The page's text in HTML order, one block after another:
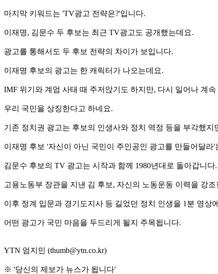
마지막 키워드는 'TV광고 전략은?'입니다.
이재명, 김문수 두 후보는 최근 TV광고도 공개했는데요.
광고를 통해서도 두 후보 전략의 차이가 보입니다.
이재명 후보의 광고는 한 캐릭터가 나오는데요.
IMF 위기와 계엄 사태 때 주저앉기도 하지만, 다시 일어나 계
우리 국민을 상징한다고 하네요.
기존 정치권 광고는 후보의 인생사와 정치 역정 등을 부각했
이재명 후보 '자신이 아닌 국민이 주인공인 광고를 만들어달
김문수 후보의 TV 광고는 시작과 함께 1980년대로 돌아갑니다.
고용노동부 장관을 지낸 김 후보, 자신의 노동운동 이력을 강
이후 정계 입문과 경기도지사 등 길었던 정치 인생을 1분 영상
어떤 광고가 국민 마음을 두드리게 될지 주목됩니다.
YTN 엄지민 (thumb@ytn.co.kr)
※ '당신의 제보가 뉴스가 됩니다'